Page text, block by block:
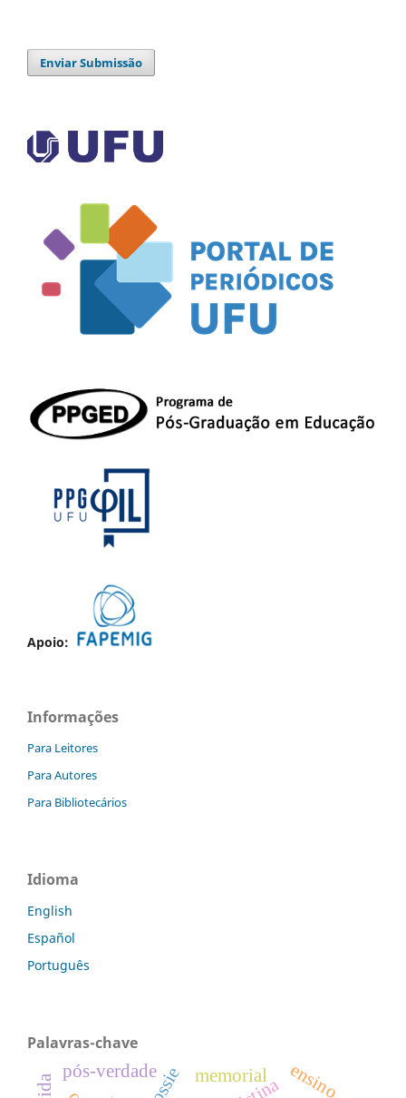
Enviar Submissão
Apoio:
Informações
Para Leitores
Para Autores
Para Bibliotecários
Idioma
English
Español
Português
Palavras-chave
memorial
pós-verdade ensino